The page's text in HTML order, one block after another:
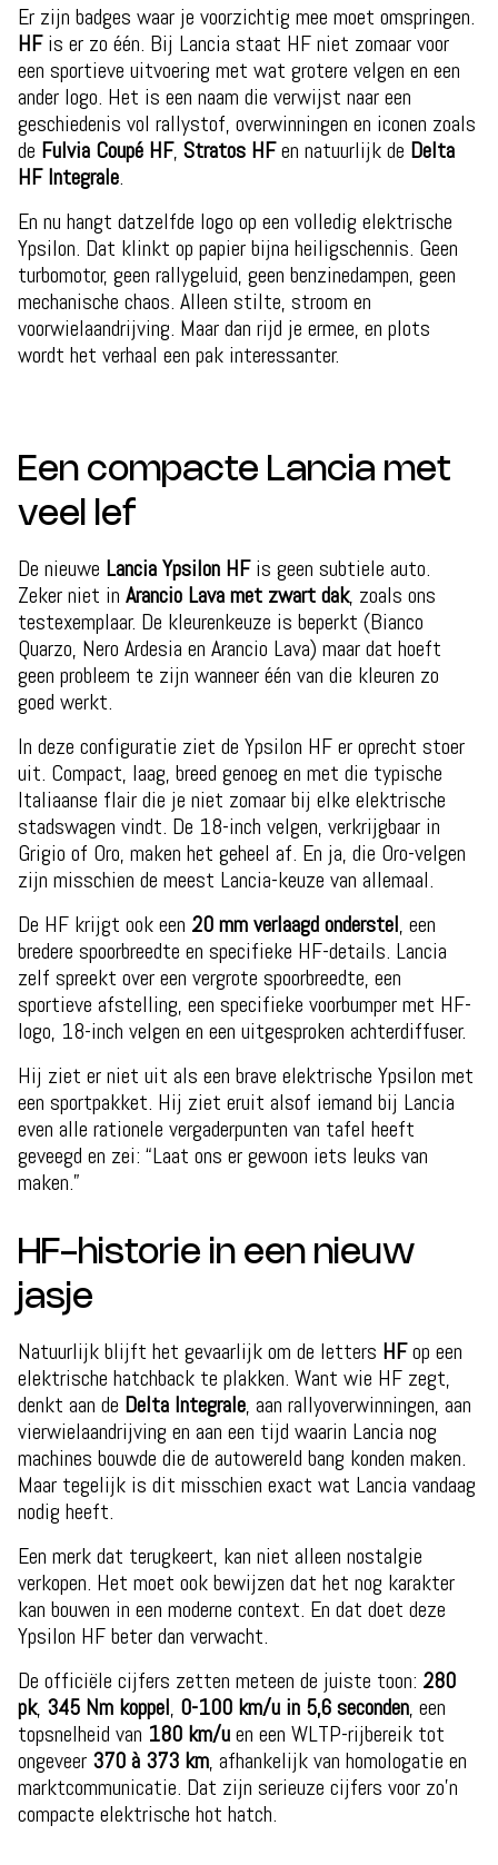
Er zijn badges waar je voorzichtig mee moet omspringen.
HFis er zo één. Bij Lancia staat HF niet zomaar voor
een sportieve uitvoering met wat grotere velgen en een
ander logo. Het is een naam die verwijst naar een
geschiedenis vol rallystof, overwinningen en iconen zoals
de Fulvia Coupé HF, Stratos HFen natuurlijk de Delta
HF Integrale.
En nu hangt datzelfde logo op een volledig elektrische
Ypsilon. Dat klinkt op papier bijna heiligschennis. Geen
turbomotor, geen rallygeluid, geen benzinedampen, geen
mechanische chaos. Alleen stilte, stroom en
voorwielaandrijving. Maar dan rijd je ermee, en plots
wordt het verhaal een pak interessanter.
Een compacte Lancia met
veel lef
De nieuwe Lancia Ypsilon HFis geen subtiele auto.
Zeker niet in Arancio Lava met zwart dak, zoals ons
testexemplaar. De kleurenkeuze is beperkt (Bianco
Quarzo, Nero Ardesia en Arancio Lava) maar dat hoeft
geen probleem te zijn wanneer één van die kleuren zo
goed werkt.
In deze configuratie ziet de Ypsilon HF er oprecht stoer
uit. Compact, laag, breed genoeg en met die typische
Italiaanse flair die je niet zomaar bij elke elektrische
stadswagen vindt. De 18-inch velgen, verkrijgbaar in
Grigio of Oro, maken het geheel af. En ja, die Oro-velgen
zijn misschien de meest Lancia-keuze van allemaal.
De HF krijgt ook een 20 mm verlaagd onderstel, een
bredere spoorbreedte en specifieke HF-details. Lancia
zelf spreekt over een vergrote spoorbreedte, een
sportieve afstelling, een specifieke voorbumper met HF-
logo, 18-inch velgen en een uitgesproken achterdiffuser.
Hij ziet er niet uit als een brave elektrische Ypsilon met
een sportpakket. Hij ziet eruit alsof iemand bij Lancia
even alle rationele vergaderpunten van tafel heeft
geveegd en zei: “Laat ons er gewoon iets leuks van
maken.”
HF-historie in een nieuw
jasje
Natuurlijk blijft het gevaarlijk om de letters HFop een
elektrische hatchback te plakken. Want wie HF zegt,
denkt aan de Delta Integrale, aan rallyoverwinningen, aan
vierwielaandrijving en aan een tijd waarin Lancia nog
machines bouwde die de autowereld bang konden maken.
Maar tegelijk is dit misschien exact wat Lancia vandaag
nodig heeft.
Een merk dat terugkeert, kan niet alleen nostalgie
verkopen. Het moet ook bewijzen dat het nog karakter
kan bouwen in een moderne context. En dat doet deze
Ypsilon HF beter dan verwacht.
De officiële cijfers zetten meteen de juiste toon: 280
pk, 345 Nm koppel, 0-100 km/u in 5,6 seconden, een
topsnelheid van 180 km/uen een WLTP-rijbereik tot
ongeveer 370 à 373 km, afhankelijk van homologatie en
marktcommunicatie. Dat zijn serieuze cijfers voor zo’n
compacte elektrische hot hatch.